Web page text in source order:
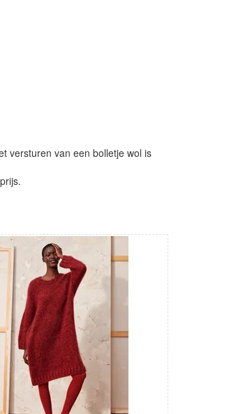
versturen van een bolletje wol is